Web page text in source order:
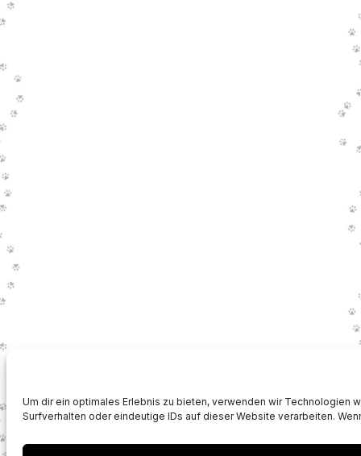
Um dir ein optimales Erlebnis zu bieten, verwenden wir Technologien
Surfverhalten oder eindeutige IDs auf dieser Website verarbeiten.